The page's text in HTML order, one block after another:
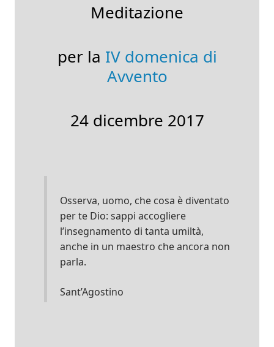
Meditazione
per la IV domenica di
Avvento
24 dicembre 2017
Osserva, uomo, che cosa è diventato
per te Dio: sappi accogliere
l’insegnamento di tanta umiltà,
anche in un maestro che ancora non
parla.
Sant’Agostino